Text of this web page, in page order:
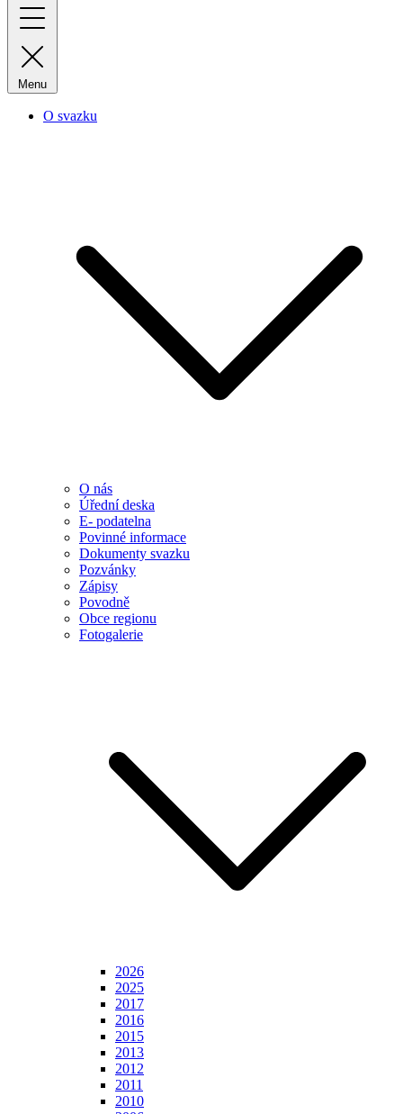
Menu
O svazku
O nás
Úřední deska
E- podatelna
Povinné informace
Dokumenty svazku
Pozvánky
Zápisy
Povodně
Obce regionu
Fotogalerie
2026
2025
2017
2016
2015
2013
2012
2011
2010